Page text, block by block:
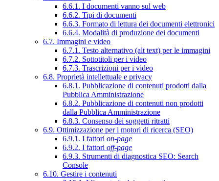
6.6.1. I documenti vanno sul web
6.6.2. Tipi di documenti
6.6.3. Formato di lettura dei documenti elettronici
6.6.4. Modalità di produzione dei documenti
6.7. Immagini e video
6.7.1. Testo alternativo (alt text) per le immagini
6.7.2. Sottotitoli per i video
6.7.3. Trascrizioni per i video
6.8. Proprietà intellettuale e privacy
6.8.1. Pubblicazione di contenuti prodotti dalla
Pubblica Amministrazione
6.8.2. Pubblicazione di contenuti non prodotti
dalla Pubblica Amministrazione
6.8.3. Consenso dei soggetti ritratti
6.9. Ottimizzazione per i motori di ricerca (SEO)
6.9.1. I fattori on-page
6.9.2. I fattori off-page
6.9.3. Strumenti di diagnostica SEO: Search
Console
6.10. Gestire i contenuti